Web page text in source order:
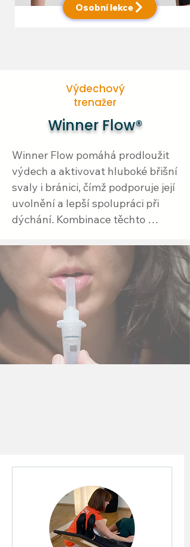
Osobní lekce
Výdechový
trenažer
Winner Flow®
Winner Flow pomáhá prodloužit
výdech a aktivovat hluboké břišní
svaly i bránici, čímž podporuje její
uvolnění a lepší spolupráci při
dýchání. Kombinace těchto
trávení a zmírňuje příznaky